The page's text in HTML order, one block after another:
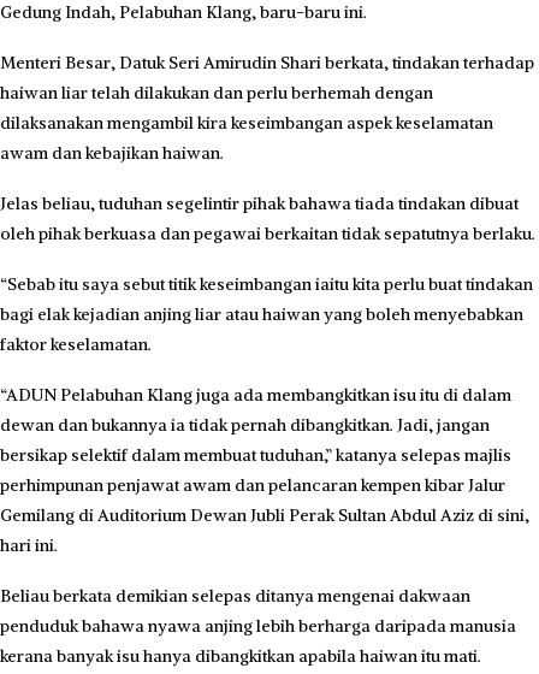
Gedung Indah, Pelabuhan Klang, baru-baru ini.
Menteri Besar, Datuk Seri Amirudin Shari berkata, tindakan terhadap
haiwan liar telah dilakukan dan perlu berhemah dengan
dilaksanakan mengambil kira keseimbangan aspek keselamatan
awam dan kebajikan haiwan.
Jelas beliau, tuduhan segelintir pihak bahawa tiada tindakan dibuat
oleh pihak berkuasa dan pegawai berkaitan tidak sepatutnya berlaku.
“Sebab itu saya sebut titik keseimbangan iaitu kita perlu buat tindakan
bagi elak kejadian anjing liar atau haiwan yang boleh menyebabkan
faktor keselamatan.
“ADUN Pelabuhan Klang juga ada membangkitkan isu itu di dalam
dewan dan bukannya ia tidak pernah dibangkitkan. Jadi, jangan
bersikap selektif dalam membuat tuduhan,” katanya selepas majlis
perhimpunan penjawat awam dan pelancaran kempen kibar Jalur
Gemilang di Auditorium Dewan Jubli Perak Sultan Abdul Aziz di sini,
hari ini.
Beliau berkata demikian selepas ditanya mengenai dakwaan
penduduk bahawa nyawa anjing lebih berharga daripada manusia
kerana banyak isu hanya dibangkitkan apabila haiwan itu mati.